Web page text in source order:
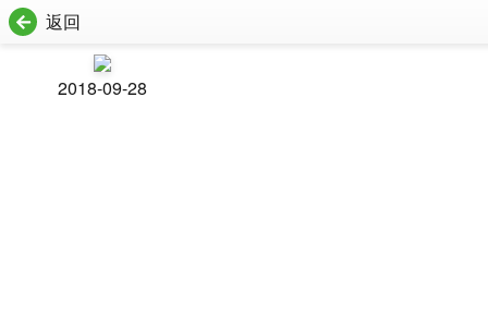
返回
2018-09-28